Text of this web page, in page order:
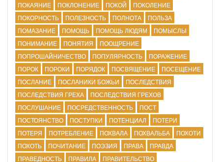
ПОКАЯНИЕ
ПОКЛОНЕНИЕ ПОКОЙ
ПОКОЛЕНИЕ
ПОКОРНОСТЬ
ПОЛЕЗНОСТЬ ПОЛНОТА
ПОЛЬЗА
ПОМАЗАНИЕ
ПОМОЩЬ ПОМОЩЬ ЛЮДЯМ
ПОМЫСЛЫ
ПОНИМАНИЕ
ПОНЯТИЯ
ПООЩРЕНИЕ
ПОПРОШАЙНИЧЕСТВО
ПОПУЛЯРНОСТЬ
ПОРАЖЕНИЕ
ПОРОК
ПОРОКИ ПОРЯДОК ПОСВЯЩЕНИЕ
ПОСЕЩЕНИЕ
ПОСЛАНИЕ
ПОСЛАНИКИ БОЖЬИ
ПОСЛЕДСТВИЯ
ПОСЛЕДСТВИЯ ГРЕХА
ПОСЛЕДСТВИЯ ГРЕХОВ
ПОСЛУШАНИЕ
ПОСРЕДСТВЕННОСТЬ
ПОСТ
ПОСТОЯНСТВО
ПОСТУПКИ ПОТЕНЦИАЛ
ПОТЕРИ
ПОТЕРЯ
ПОТРЕБЛЕНИЕ ПОХВАЛА ПОХВАЛЬБА
ПОХОТИ
ПОХОТЬ
ПОЧИТАНИЕ ПОЭЗИЯ ПРАВА
ПРАВДА
ПРАВЕДНОСТЬ
ПРАВИЛА
ПРАВИТЕЛЬСТВО